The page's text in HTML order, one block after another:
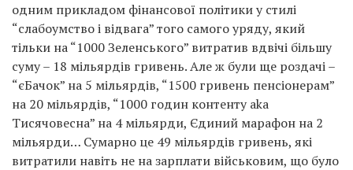
одним прикладом фінансової політики у стилі
“слабоумство і відвага” того самого уряду, який
тільки на “1000 Зеленського” витратив вдвічі більшу
суму – 18 мільярдів гривень. Але ж були ще роздачі –
“єБачок” на 5 мільярдів, “1500 гривень пенсіонерам”
на 20 мільярдів, “1000 годин контенту aka
Тисячовесна” на 4 мільярди, Єдиний марафон на 2
мільярди… Сумарно це 49 мільярдів гривень, які
витратили навіть не на зарплати військовим, що було